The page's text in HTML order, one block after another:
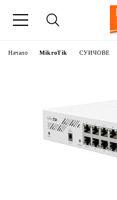
Начало MikroTik СУИЧОВЕ